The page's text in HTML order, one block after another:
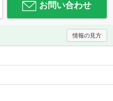
お問い合わせ
情報の見方